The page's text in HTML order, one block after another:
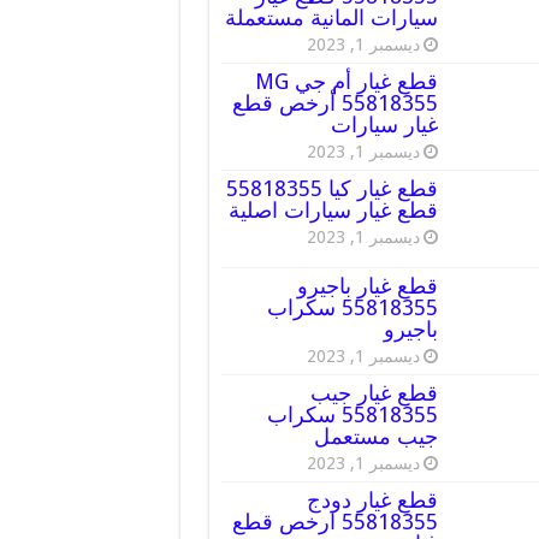
سيارات المانية مستعملة
ديسمبر 1, 2023
قطع غيار أم جي MG
55818355 أرخص قطع
غيار سيارات
ديسمبر 1, 2023
قطع غيار كيا 55818355
قطع غيار سيارات اصلية
ديسمبر 1, 2023
قطع غيار باجيرو
55818355 سكراب
باجيرو
ديسمبر 1, 2023
قطع غيار جيب
55818355 سكراب
جيب مستعمل
ديسمبر 1, 2023
قطع غيار دودج
55818355 ارخص قطع